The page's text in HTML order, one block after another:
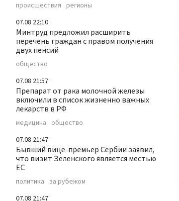
происшествия регионы
07.08 22:10
Минтруд предложил расширить
перечень граждан с правом получения
двух пенсий
общество
07.08 21:57
Препарат от рака молочной железы
включили в список жизненно важных
лекарств в РФ
медицина общество
07.08 21:47
Бывший вице-премьер Сербии заявил,
что визит Зеленского является местью
ЕС
политика за рубежом
07.08 21:47